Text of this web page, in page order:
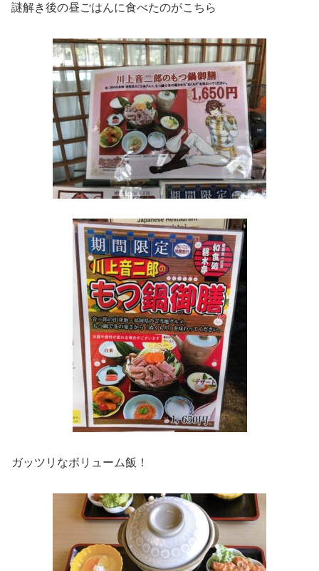
謎解き後の昼ごはんに食べたのがこちら
ガッツリなボリューム飯！